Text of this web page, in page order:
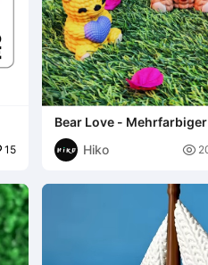
15
Bear Love -
Behälter zum
Hiko
